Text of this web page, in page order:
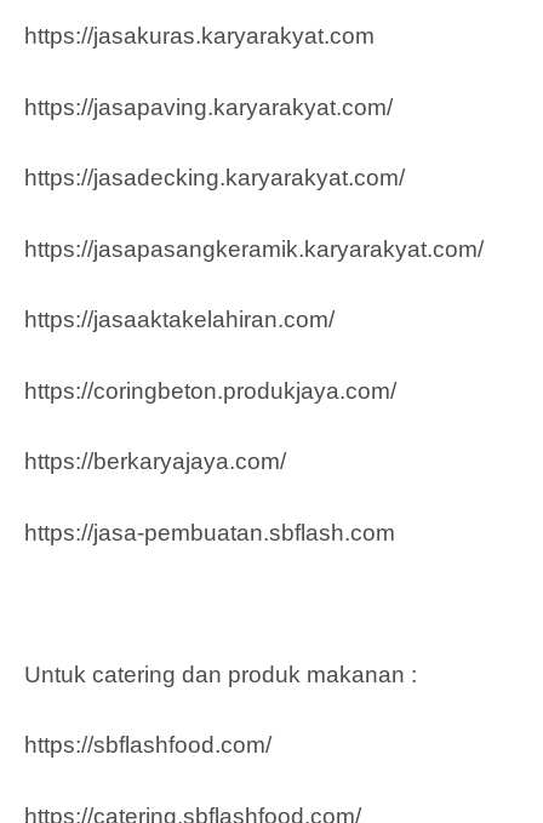
https://jasakuras.karyarakyat.com
https://jasapaving.karyarakyat.com/
https://jasadecking.karyarakyat.com/
https://jasapasangkeramik.karyarakyat.com/
https://jasaaktakelahiran.com/
https://coringbeton.produkjaya.com/
https://berkaryajaya.com/
https://jasa-pembuatan.sbflash.com
Untuk catering dan produk makanan :
https://sbflashfood.com/
https://catering.sbflashfood.com/